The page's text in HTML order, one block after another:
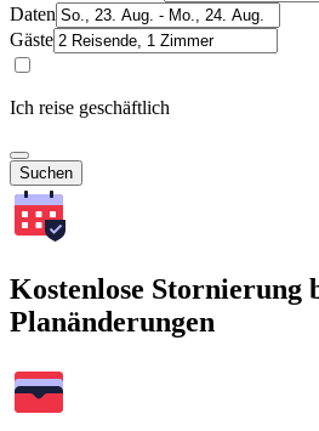
Daten
Gäste
Ich reise geschäftlich
Suchen
Kostenlose Stornierung
Planänderungen